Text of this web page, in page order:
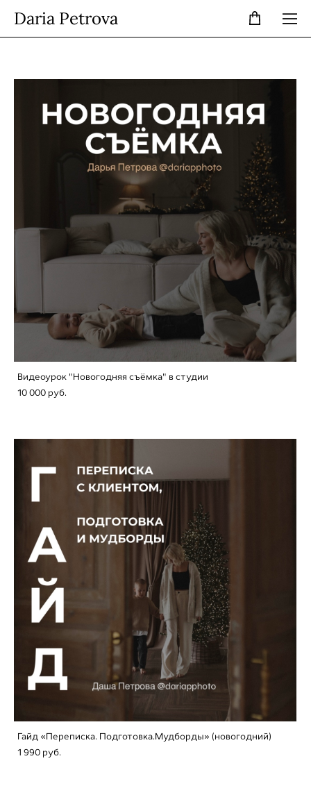
Daria Petrova
Видеоурок "Новогодняя съёмка" в студии
10 000 pуб.
Гайд «Переписка. Подготовка.Мудборды» (новогодний)
1 990 pуб.